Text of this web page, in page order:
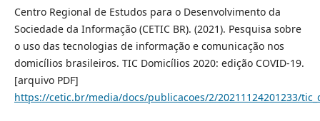
Centro Regional de Estudos para o Desenvolvimento da
Sociedade da Informação (CETIC BR). (2021). Pesquisa sobre
o uso das tecnologias de informação e comunicação nos
domicílios brasileiros. TIC Domicílios 2020: edição COVID-19.
[arquivo PDF]
https://cetic.br/media/docs/publicacoes/2/20211124201233/